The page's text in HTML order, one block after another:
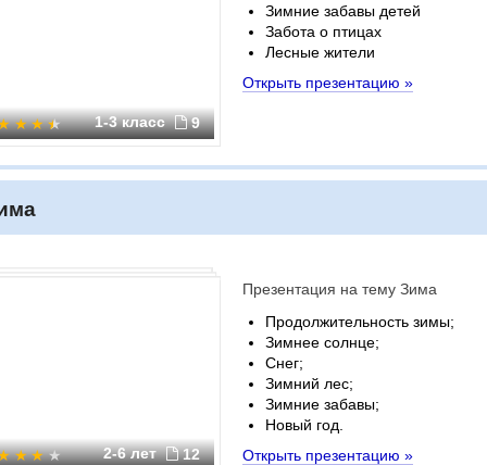
1-3 класс 9
Зимние забавы детей
Забота о птицах
Лесные жители
Открыть презентацию »
2-6 лет 12
Презентация на тему Зима
Продолжительность зимы;
Зимнее солнце;
Снег;
Зимний лес;
Зимние забавы;
Новый год.
Открыть презентацию »